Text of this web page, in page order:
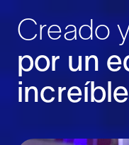
Creado
por un